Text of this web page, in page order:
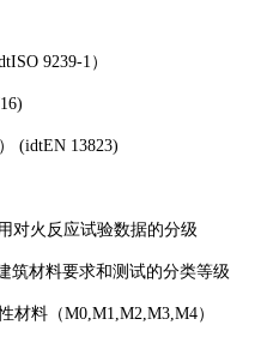
9239-1）
(idtEN 13823)
对火反应试验数据的分级
筑材料要求和测试的分类等级
材料（M0,M1,M2,M3,M4）